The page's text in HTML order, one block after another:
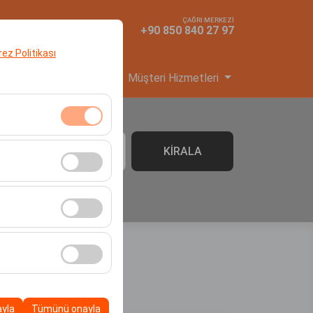
Politikası
Devre dışı
analiz
için kullanılır.
Tümünü onayla
ÇAĞRI MERKEZİ
+90 850 840 27 97
Müşteri Hizmetleri
06:00 KİRALA